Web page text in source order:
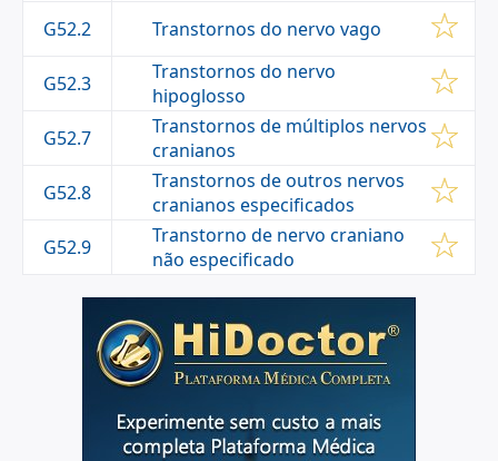
G52.2
Transtornos do nervo vago
G52.3
Transtornos do nervo
hipoglosso
G52.7
Transtornos de múltiplos nervos
cranianos
G52.8
Transtornos de outros nervos
cranianos especificados
G52.9
Transtorno de nervo craniano
não especificado